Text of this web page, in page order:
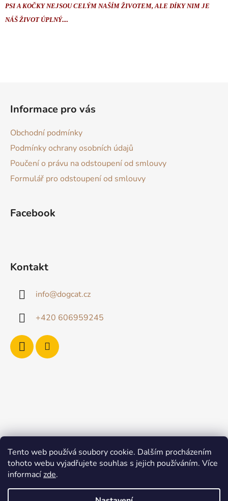
Tento web používá soubory cookie. Dalším procházením
tohoto webu vyjadřujete souhlas s jejich používáním. Více
informacízde.
PSI A KOČKY NEJSOU CELÝM NAŠÍM ŽIVOTEM, ALE DÍKY NIM JE
NÁŠ ŽIVOT ÚPLNÝ....
Informace pro vás
Obchodní podmínky
Podmínky ochrany osobních údajů
Poučení o právu na odstoupení od smlouvy
Formulář pro odstoupení od smlouvy
Facebook
Kontakt
info@dogcat.cz
+420 606959245